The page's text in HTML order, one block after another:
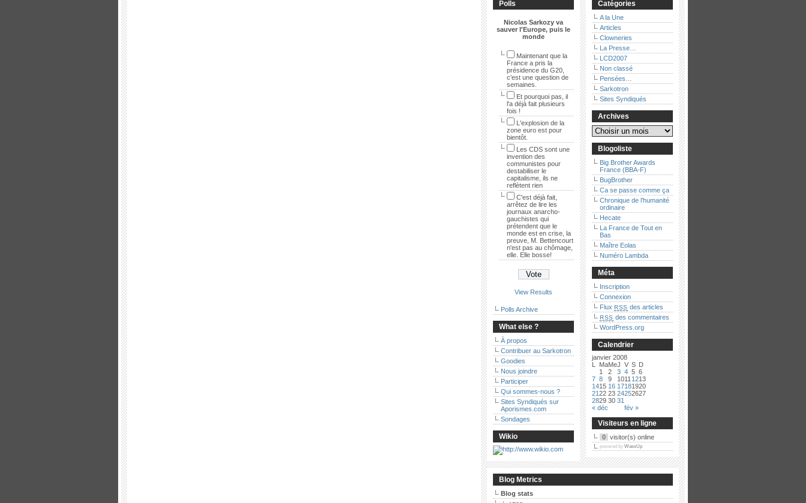
Polls
Nicolas Sarkozy va
sauver l'Europe, puis le
monde
Maintenant que la
France a pris la
présidence du G20,
c'est une question de
semaines.
Et pourquoi pas, il
l'a déjà fait plusieurs
fois !
L'explosion de la
zone euro est pour
bientôt.
Les CDS sont une
invention des
communistes pour
destabiliser le
capitalisme, ils ne
reflètent rien
C'est déjà fait,
arrêtez de lire les
journaux anarcho-
gauchistes qui
prétendent que le
monde est en crise, la
preuve, M. Bettencourt
n'est pas au chômage,
elle. Elle bosse!
View Results
Polls Archive
What else ?
À propos
Contribuer au Sarkotron
Goodies
Nous joindre
Participer
Qui sommes-nous ?
Sites Syndiqués sur
Aporismes.com
Sondages
Wikio
Catégories
A la Une
Articles
Clowneries
La Presse…
LCD2007
Non classé
Pensées…
Sarkotron
Sites Syndiqués
Archives
Blogoliste
Big Brother Awards
France (BBA-F)
BugBrother
Ca se passe comme ça
Chronique de l’humanité
ordinaire
Hecate
La France de Tout en
Bas
Maître Eolas
Numéro Lambda
Méta
Inscription
Connexion
Flux RSS des articles
RSS des commentaires
WordPress.org
Calendrier
janvier 2008
L
MaMeJ V S D
« déc fév »
1 2 3 4 5 6
7 8 9 1011 1213
1415 16 17181920
2122 23 24252627
2829 30 31
Visiteurs en ligne
0 visitor(s) online
powered by WassUp
Blog Metrics
Blog stats